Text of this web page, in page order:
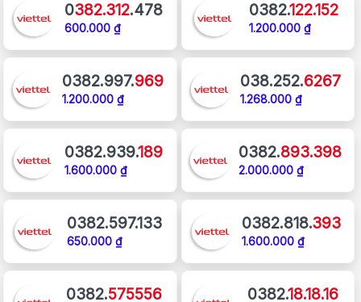
0382.312.478
600.000 ₫
0382.122.152
1.200.000 ₫
0382.997.969
1.200.000 ₫
038.252.6267
1.268.000 ₫
0382.939.189
1.600.000 ₫
0382.893.398
2.000.000 ₫
0382.597.133
650.000 ₫
0382.818.393
1.600.000 ₫
0382.575556 0382.18.18.16